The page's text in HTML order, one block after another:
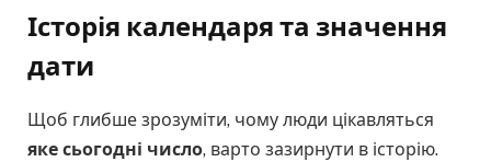
Історія календаря та значення
дати
Щоб глибше зрозуміти, чому люди цікавляться
яке сьогодні число, варто зазирнути в історію.